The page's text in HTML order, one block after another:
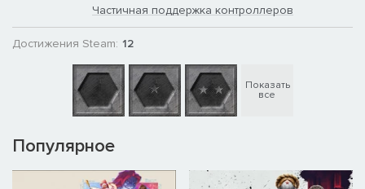
Частичная поддержка контроллеров
Достижения Steam: 12
Показать
все
Популярное